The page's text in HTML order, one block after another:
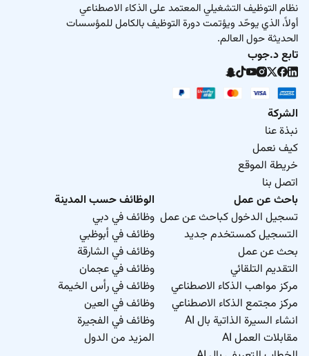
نظام التوظيف التشغيلي المعتمد على الذكاء الاصطناعي
أولاً، الذي يوحّد ويؤتمت دورة التوظيف بالكامل للمؤسسات
الحديثة حول العالم.
تابع د.جوب
الشركة
نبذة عنا
كيف نعمل
خريطة الموقع
اتصل بنا
باحث عن عمل
تسجيل الدخول كباحث عن عمل
التسجيل كمستخدم جديد
بحث عن عمل
التقديم التلقائي
مركز مواهب الذكاء الاصطناعي
مركز مجتمع الذكاء الاصطناعي
انشاء السيرة الذاتية بال AI
مقابلات العمل AI
الوظائف حسب المدينة
وظائف في دبي
وظائف في أبوظبي
وظائف في الشارقة
وظائف في عجمان
وظائف في رأس الخيمة
وظائف في العين
وظائف في الفجيرة
المزيد من الدول